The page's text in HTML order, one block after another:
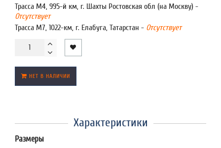
Трасса М4, 995-й км, г. Шахты Ростовская обл (на Москву) -
Отсутствует
Трасса М7, 1022-км, г. Елабуга, Татарстан - Отсутствует
НЕТ В НАЛИЧИИ
Характеристики
Размеры